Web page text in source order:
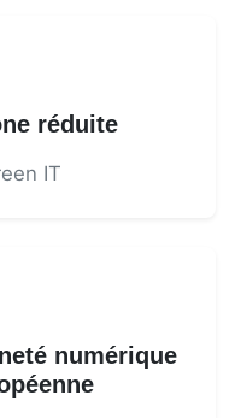
réduite
IT
numérique